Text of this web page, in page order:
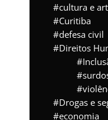
cultura e
Curitiba
defesa civil
Direitos
Drogas e
economia